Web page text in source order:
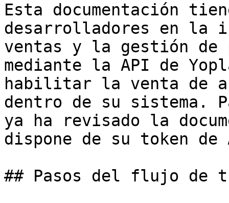
Esta documentación
desarrolladores en la
ventas y la gestión de
mediante la API de
habilitar la venta de
dentro de su sistema.
ya ha revisado la
dispone de su token de
## Pasos del flujo de